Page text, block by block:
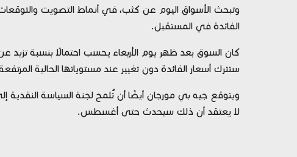
وتبحث الأسواق اليوم عن كثب، في أنماط التصويت
الفائدة في المستقبل.
ستترك أسعار الفائدة دون تغيير عند مستوياتها الحالية
ويتوقع جيه بي مورجان أيضًا أن تُلمح لجنة السياسة
لا يعتقد أن ذلك سيحدث حتى أغسطس.